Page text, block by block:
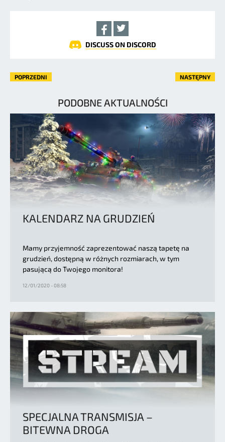
DISCUSS ON DISCORD
POPRZEDNI NASTĘPNY
PODOBNE AKTUALNOŚCI
KALENDARZ NA GRUDZIEŃ
Mamy przyjemność zaprezentować naszą tapetę na
grudzień, dostępną w różnych rozmiarach, w tym
pasującą do Twojego monitora!
12/01/2020 - 08:58
SPECJALNA TRANSMISJA –
BITEWNA DROGA